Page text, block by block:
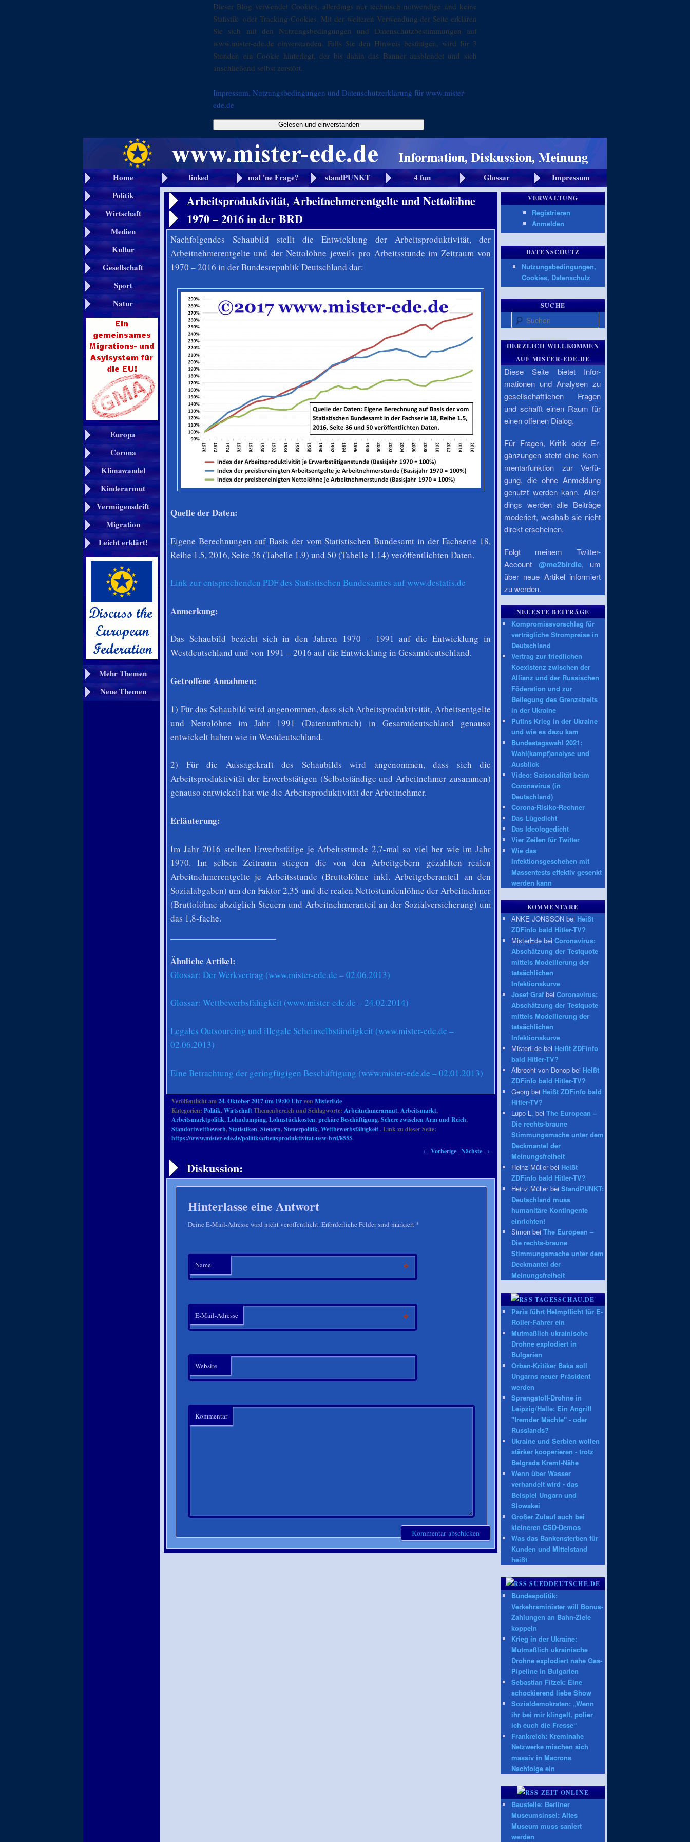
Dieser Blog verwendet Cookies, allerdings nur technisch notwendige und keine
Statistik- oder Tracking-Cookies. Mit der weiteren Verwendung der Seite erklären
Sie sich mit den Nutzungsbedingungen und Datenschutzbestimmungen auf
www.mister-ede.de einverstanden. Falls Sie den Hinweis bestätigen, wird für 3
Stunden ein Cookie hinterlegt, der bis dahin das Banner ausblendet und sich
anschließend selbst zerstört.
Impressum, Nutzungsbedingungen und Datenschutzerklärung für www.mister-
ede.de
Gelesen und einverstanden
Home linked mal 'ne Frage? standPUNKT 4 fun Glossar
Impressum
Politik
Wirtschaft
Medien
Kultur
Gesellschaft
Sport
Natur
Europa
Corona
Klimawandel
Kinderarmut
Vermögensdrift
Migration
Leicht erklärt!
Mehr Themen
Neue Themen
Arbeitsproduktivität, Arbeitnehmerentgelte und Nettolöhne
1970 – 2016 in der BRD
Nachfolgendes Schaubild stellt die Entwicklung der Arbeitsproduktivität, der
Arbeitnehmerentgelte und der Nettolöhne jeweils pro Arbeitsstunde im Zeitraum von
1970 – 2016 in der Bundesrepublik Deutschland dar:
Quelle der Daten:
Eigene Berechnungen auf Basis der vom Statistischen Bundesamt in der Fachserie 18,
Reihe 1.5, 2016, Seite 36 (Tabelle 1.9) und 50 (Tabelle 1.14) veröffentlichten Daten.
Link zur entsprechenden PDF des Statistischen Bundesamtes auf www.destatis.de
Anmerkung:
Das Schaubild bezieht sich in den Jahren 1970 – 1991 auf die Entwicklung in
Westdeutschland und von 1991 – 2016 auf die Entwicklung in Gesamtdeutschland.
Getroffene Annahmen:
1) Für das Schaubild wird angenommen, dass sich Arbeitsproduktivität, Arbeitsentgelte
und Nettolöhne im Jahr 1991 (Datenumbruch) in Gesamtdeutschland genauso
entwickelt haben wie in Westdeutschland.
2) Für die Aussagekraft des Schaubilds wird angenommen, dass sich die
Arbeitsproduktivität der Erwerbstätigen (Selbstständige und Arbeitnehmer zusammen)
genauso entwickelt hat wie die Arbeitsproduktivität der Arbeitnehmer.
Erläuterung:
Im Jahr 2016 stellten Erwerbstätige je Arbeitsstunde 2,7-mal so viel her wie im Jahr
1970. Im selben Zeitraum stiegen die von den Arbeitgebern gezahlten realen
Arbeitnehmerentgelte je Arbeitsstunde (Bruttolöhne inkl. Arbeitgeberanteil an den
Sozialabgaben) um den Faktor 2,35 und die realen Nettostundenlöhne der Arbeitnehmer
(Bruttolöhne abzüglich Steuern und Arbeitnehmeranteil an der Sozialversicherung) um
das 1,8-fache.
Ähnliche Artikel:
Glossar: Der Werkvertrag (www.mister-ede.de – 02.06.2013)
Glossar: Wettbewerbsfähigkeit (www.mister-ede.de – 24.02.2014)
Legales Outsourcing und illegale Scheinselbständigkeit (www.mister-ede.de –
02.06.2013)
Eine Betrachtung der geringfügigen Beschäftigung (www.mister-ede.de – 02.01.2013)
Veröffentlicht am24. Oktober 2017 um 19:00 Uhrvon MisterEde
Kategorien: Politik,WirtschaftThemenbereich und Schlagworte: Arbeitnehmerarmut,Arbeitsmarkt,
Arbeitsmarktpolitik,Lohndumping,Lohnstückkosten,prekäre Beschäftigung,Schere zwischen Arm und Reich,
Standortwettbewerb,Statistiken,Steuern,Steuerpolitik,Wettbewerbsfähigkeit. Link zu dieser Seite:
https://www.mister-ede.de/politik/arbeitsproduktivitat-usw-brd/8555.
← Vorherige Nächste →
Diskussion:
Hinterlasse eine Antwort
Deine E-Mail-Adresse wird nicht veröffentlicht. Erforderliche Felder sind markiert *
Name *
E-Mail-Adresse *
Website
Kommentar
VERWALTUNG
Registrieren
Anmelden
DATENSCHUTZ
Nutzungsbedingungen,
Cookies, Datenschutz
SUCHE
Suchen
HERZLICH WILLKOMMEN
AUF MISTER-EDE.DE
Diese Seite bietet Infor-
mationen und Analysen zu
gesellschaftlichen Fragen
und schafft einen Raum für
einen offenen Dialog.
Für Fragen, Kritik oder Er-
gänzungen steht eine Kom-
mentarfunktion zur Verfü-
gung, die ohne Anmeldung
genutzt werden kann. Aller-
dings werden alle Beiträge
moderiert, weshalb sie nicht
direkt erscheinen.
Folgt meinem Twitter-
Account @me2birdie, um
über neue Artikel informiert
zu werden.
NEUESTE BEITRÄGE
Kompromissvorschlag für
verträgliche Strompreise in
Deutschland
Vertrag zur friedlichen
Koexistenz zwischen der
Allianz und der Russischen
Föderation und zur
Beilegung des Grenzstreits
in der Ukraine
Putins Krieg in der Ukraine
und wie es dazu kam
Bundestagswahl 2021:
Wahl(kampf)analyse und
Ausblick
Video: Saisonalität beim
Coronavirus (in
Deutschland)
Corona-Risiko-Rechner
Das Lügedicht
Das Ideologedicht
Vier Zeilen für Twitter
Wie das
Infektionsgeschehen mit
Massentests effektiv gesenkt
werden kann
KOMMENTARE
ANKE JONSSON bei Heißt
ZDFinfo bald Hitler-TV?
MisterEde bei Coronavirus:
Abschätzung der Testquote
mittels Modellierung der
tatsächlichen
Infektionskurve
Josef Graf bei Coronavirus:
Abschätzung der Testquote
mittels Modellierung der
tatsächlichen
Infektionskurve
MisterEde bei Heißt ZDFinfo
bald Hitler-TV?
Albrecht von Donop bei Heißt
ZDFinfo bald Hitler-TV?
Georg bei Heißt ZDFinfo bald
Hitler-TV?
Lupo L. bei The European –
Die rechts-braune
Stimmungsmache unter dem
Deckmantel der
Meinungsfreiheit
Heinz Müller bei Heißt
ZDFinfo bald Hitler-TV?
Heinz Müller bei StandPUNKT:
Deutschland muss
humanitäre Kontingente
einrichten!
Simon bei The European –
Die rechts-braune
Stimmungsmache unter dem
Deckmantel der
Meinungsfreiheit
TAGESSCHAU.DE
Paris führt Helmpflicht für E-
Roller-Fahrer ein
Mutmaßlich ukrainische
Drohne explodiert in
Bulgarien
Orban-Kritiker Baka soll
Ungarns neuer Präsident
werden
Sprengstoff-Drohne in
Leipzig/Halle: Ein Angriff
"fremder Mächte" - oder
Russlands?
Ukraine und Serbien wollen
stärker kooperieren - trotz
Belgrads Kreml-Nähe
Wenn über Wasser
verhandelt wird - das
Beispiel Ungarn und
Slowakei
Großer Zulauf auch bei
kleineren CSD-Demos
Was das Bankensterben für
Kunden und Mittelstand
heißt
SUEDDEUTSCHE.DE
Bundespolitik:
Verkehrsminister will Bonus-
Zahlungen an Bahn-Ziele
koppeln
Krieg in der Ukraine:
Mutmaßlich ukrainische
Drohne explodiert nahe Gas-
Pipeline in Bulgarien
Sebastian Fitzek: Eine
schockierend liebe Show
Sozialdemokraten: „Wenn
ihr bei mir klingelt, polier
ich euch die Fresse“
Frankreich: Kremlnahe
Netzwerke mischen sich
massiv in Macrons
Nachfolge ein
ZEIT ONLINE
Baustelle: Berliner
Museumsinsel: Altes
Museum muss saniert
werden